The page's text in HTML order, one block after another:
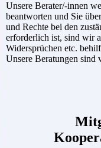
Unsere Berater/-innen
beantworten und Sie
und Rechte bei den
erforderlich ist, sind wir
Widersprüchen etc.
Unsere Beratungen sind